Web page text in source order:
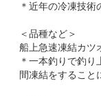
＊近年の冷凍技術
＜品種など＞
船上急速凍結カツ
＊一本釣りで釣
間凍結をすること